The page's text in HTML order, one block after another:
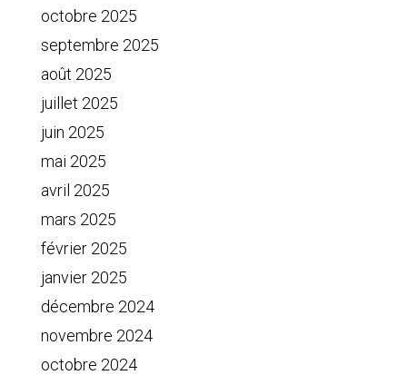
octobre 2025
septembre 2025
août 2025
juillet 2025
juin 2025
mai 2025
avril 2025
mars 2025
février 2025
janvier 2025
décembre 2024
novembre 2024
octobre 2024